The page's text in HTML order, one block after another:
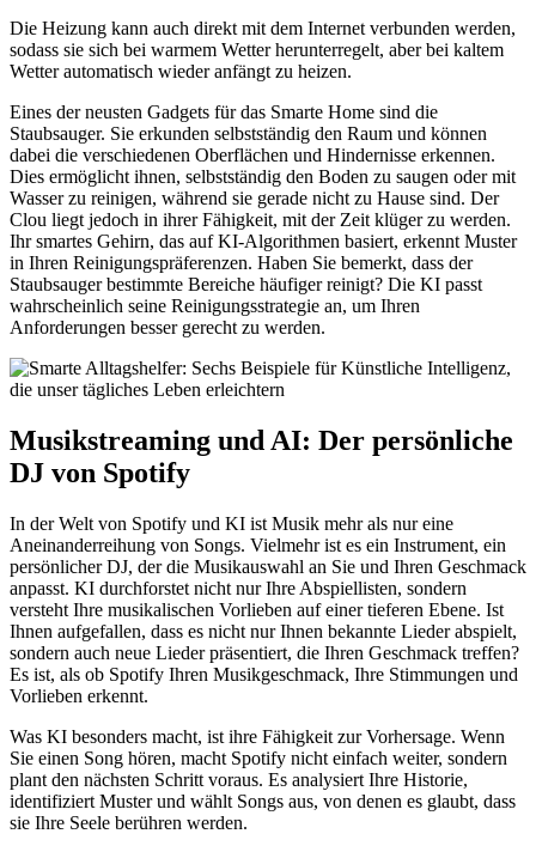
Die Heizung kann auch direkt mit dem Internet verbunden werden,
sodass sie sich bei warmem Wetter herunterregelt, aber bei kaltem
Wetter automatisch wieder anfängt zu heizen.
Eines der neusten Gadgets für das Smarte Home sind die
Staubsauger. Sie erkunden selbstständig den Raum und können
dabei die verschiedenen Oberflächen und Hindernisse erkennen.
Dies ermöglicht ihnen, selbstständig den Boden zu saugen oder mit
Wasser zu reinigen, während sie gerade nicht zu Hause sind. Der
Clou liegt jedoch in ihrer Fähigkeit, mit der Zeit klüger zu werden.
Ihr smartes Gehirn, das auf KI-Algorithmen basiert, erkennt Muster
in Ihren Reinigungspräferenzen. Haben Sie bemerkt, dass der
Staubsauger bestimmte Bereiche häufiger reinigt? Die KI passt
wahrscheinlich seine Reinigungsstrategie an, um Ihren
Anforderungen besser gerecht zu werden.
Musikstreaming und AI: Der persönliche
DJ von Spotify
In der Welt von Spotify und KI ist Musik mehr als nur eine
Aneinanderreihung von Songs. Vielmehr ist es ein Instrument, ein
persönlicher DJ, der die Musikauswahl an Sie und Ihren Geschmack
anpasst. KI durchforstet nicht nur Ihre Abspiellisten, sondern
versteht Ihre musikalischen Vorlieben auf einer tieferen Ebene. Ist
Ihnen aufgefallen, dass es nicht nur Ihnen bekannte Lieder abspielt,
sondern auch neue Lieder präsentiert, die Ihren Geschmack treffen?
Es ist, als ob Spotify Ihren Musikgeschmack, Ihre Stimmungen und
Vorlieben erkennt.
Was KI besonders macht, ist ihre Fähigkeit zur Vorhersage. Wenn
Sie einen Song hören, macht Spotify nicht einfach weiter, sondern
plant den nächsten Schritt voraus. Es analysiert Ihre Historie,
identifiziert Muster und wählt Songs aus, von denen es glaubt, dass
sie Ihre Seele berühren werden.